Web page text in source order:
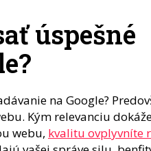
úspešné
na Google?
Kým relevanciu
webu, kvalitu ovplyvníte